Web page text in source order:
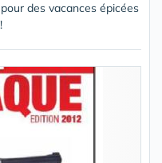
des vacances épicées